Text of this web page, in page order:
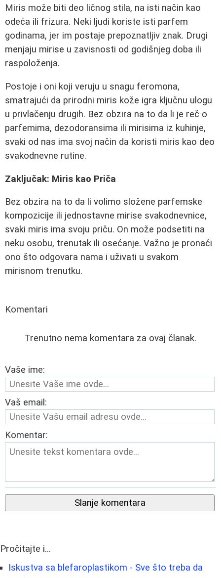
Miris može biti deo ličnog stila, na isti način kao
odeća ili frizura. Neki ljudi koriste isti parfem
godinama, jer im postaje prepoznatljiv znak. Drugi
menjaju mirise u zavisnosti od godišnjeg doba ili
raspoloženja.
Postoje i oni koji veruju u snagu feromona,
smatrajući da prirodni miris kože igra ključnu ulogu
u privlačenju drugih. Bez obzira na to da li je reč o
parfemima, dezodoransima ili mirisima iz kuhinje,
svaki od nas ima svoj način da koristi miris kao deo
svakodnevne rutine.
Zaključak: Miris kao Priča
Bez obzira na to da li volimo složene parfemske
kompozicije ili jednostavne mirise svakodnevnice,
svaki miris ima svoju priču. On može podsetiti na
neku osobu, trenutak ili osećanje. Važno je pronaći
ono što odgovara nama i uživati u svakom
mirisnom trenutku.
Komentari
Trenutno nema komentara za ovaj članak.
Vaše ime:
Vaš email:
Komentar:
Slanje komentara
Pročitajte i...
Iskustva sa blefaroplastikom - Sve što treba da